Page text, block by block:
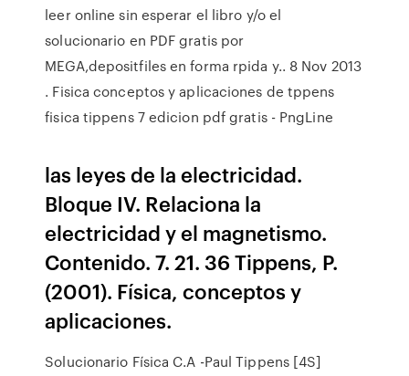
leer online sin esperar el libro y/o el
solucionario en PDF gratis por
MEGA,depositfiles en forma rpida y.. 8 Nov 2013
. Fisica conceptos y aplicaciones de tppens
fisica tippens 7 edicion pdf gratis - PngLine
las leyes de la electricidad.
Bloque IV. Relaciona la
electricidad y el magnetismo.
Contenido. 7. 21. 36 Tippens, P.
(2001). Física, conceptos y
aplicaciones.
Solucionario Física C.A -Paul Tippens [4S]